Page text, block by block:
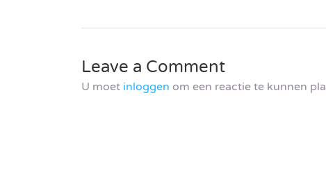
Leave a Comment
U moet inloggen om een reactie te kunnen